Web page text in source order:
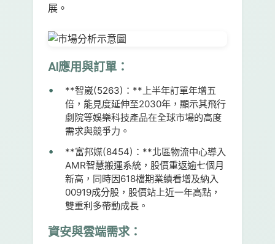
展。
AI應用與訂單：
**智崴(5263)：**上半年訂單年增五
倍，能見度延伸至2030年，顯示其飛行
劇院等娛樂科技產品在全球市場的高度
需求與競爭力。
**富邦媒(8454)：**北區物流中心導入
AMR智慧搬運系統，股價重返逾七個月
新高，同時因618檔期業績看增及納入
00919成分股，股價站上近一年高點，
雙重利多帶動成長。
資安與雲端需求：